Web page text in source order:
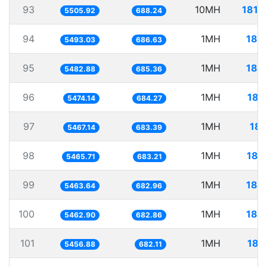
93 5505.92 688.24 10MH
94 5493.03 686.63 1MH
95 5482.88 685.36 1MH
96 5474.14 684.27 1MH
97 5467.14 683.39 1MH
98 5465.71 683.21 1MH
99 5463.64 682.96 1MH
100 5462.90 682.86 1MH
101 5456.88 682.11 1MH